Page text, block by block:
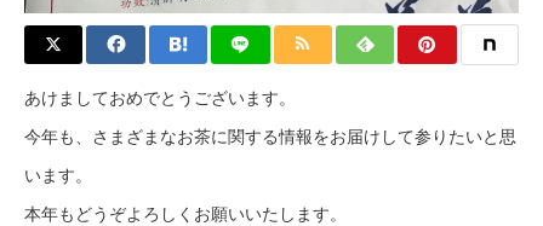
あけましておめでとうございます。
今年も、さまざまなお茶に関する情報をお届けして参りたいと思
います。
本年もどうぞよろしくお願いいたします。